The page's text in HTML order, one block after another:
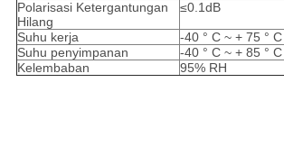
Polarisasi Ketergantungan
Hilang
≤0.1dB
Suhu kerja
-40 ° C ~ + 75 ° C
Suhu penyimpanan
-40 ° C ~ + 85 ° C
Kelembaban
95% RH